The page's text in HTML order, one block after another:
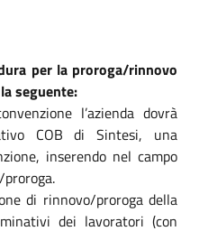
per la proroga/rinnovo
seguente:
l’azienda dovrà
COB di Sintesi, una
inserendo nel campo
di rinnovo/proroga della
dei lavoratori (con